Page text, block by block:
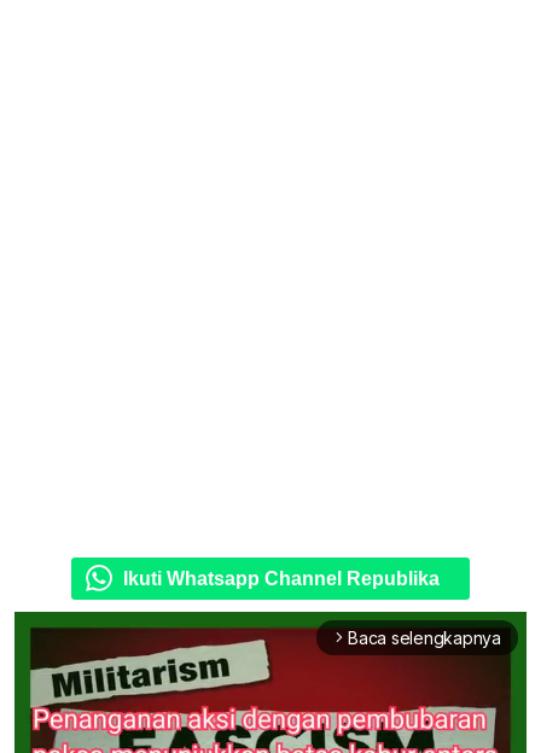
Ikuti Whatsapp Channel Republika
arrow_forward_ios Baca selengkapnya